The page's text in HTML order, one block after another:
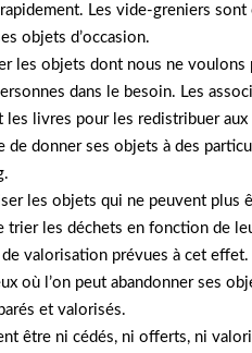
Les vide-greniers sont
objets d’occasion.
les objets dont nous ne voulons
dans le besoin. Les
les livres pour les redistribuer
donner ses objets à des
les objets qui ne peuvent plus
trier les déchets en fonction de
valorisation prévues à cet effet.
où l’on peut abandonner ses
et valorisés.
être ni cédés, ni offerts, ni